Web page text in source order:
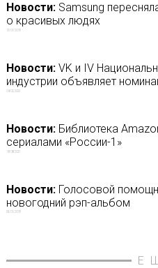
Новости:Samsung
о красивых людях
13/01/2018
Новости:VK и IV
индустрии объявляет
04/02/2022
Новости:Библиотека
сериалами «России-1»
18/08/2021
Новости:Голосовой
новогодний рэп-альбом
05/01/2018